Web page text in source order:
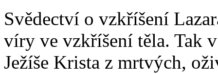
Svědectví o vzkříšení
víry ve vzkříšení těla. Tak
Ježíše Krista z mrtvých,